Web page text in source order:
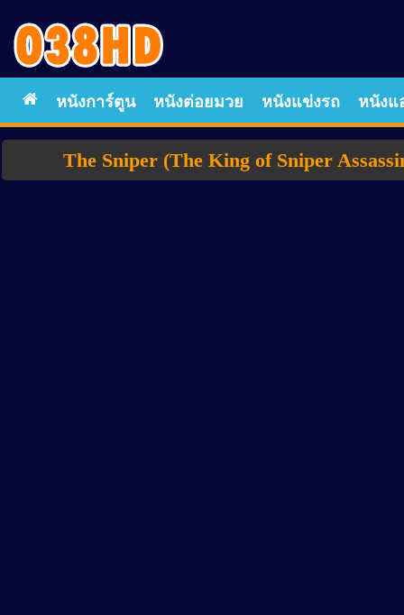
หนังการ์ตูน หนังต่อยมวย หนังแข่งรถ หนัง
The Sniper (The King of Sniper